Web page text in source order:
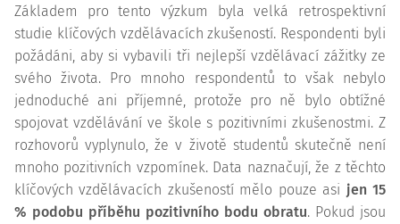
Základem pro tento výzkum byla velká retrospektivní
studie klíčových vzdělávacích zkušeností. Respondenti byli
požádáni, aby si vybavili tři nejlepší vzdělávací zážitky ze
svého života. Pro mnoho respondentů to však nebylo
jednoduché ani příjemné, protože pro ně bylo obtížné
spojovat vzdělávání ve škole s pozitivními zkušenostmi. Z
rozhovorů vyplynulo, že v životě studentů skutečně není
mnoho pozitivních vzpomínek. Data naznačují, že z těchto
klíčových vzdělávacích zkušeností mělo pouze asi jen 15
% podobu příběhu pozitivního bodu obratu. Pokud jsou